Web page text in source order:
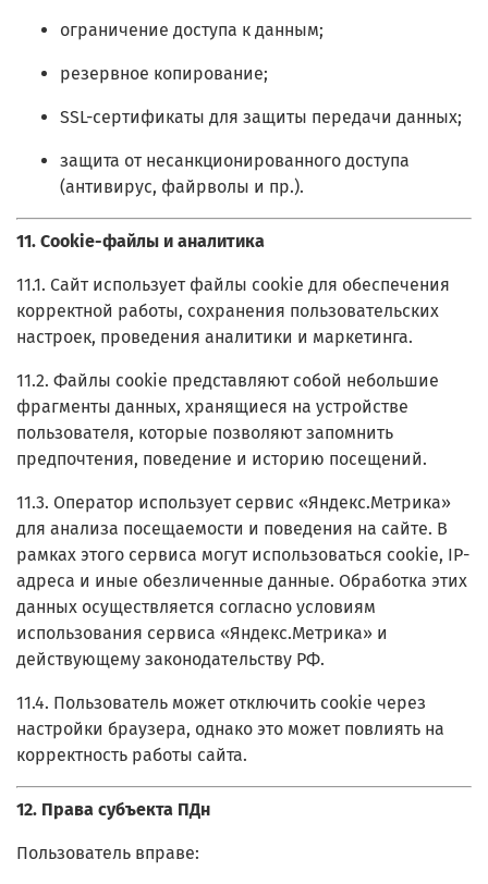
ограничение доступа к данным;
резервное копирование;
SSL-сертификаты для защиты передачи данных;
защита от несанкционированного доступа
(антивирус, файрволы и пр.).
11. Cookie-файлы и аналитика
11.1. Сайт использует файлы cookie для обеспечения
корректной работы, сохранения пользовательских
настроек, проведения аналитики и маркетинга.
11.2. Файлы cookie представляют собой небольшие
фрагменты данных, хранящиеся на устройстве
пользователя, которые позволяют запомнить
предпочтения, поведение и историю посещений.
11.3. Оператор использует сервис «Яндекс.Метрика»
для анализа посещаемости и поведения на сайте. В
рамках этого сервиса могут использоваться cookie, IP-
адреса и иные обезличенные данные. Обработка этих
данных осуществляется согласно условиям
использования сервиса «Яндекс.Метрика» и
действующему законодательству РФ.
11.4. Пользователь может отключить cookie через
настройки браузера, однако это может повлиять на
корректность работы сайта.
12. Права субъекта ПДн
Пользователь вправе: